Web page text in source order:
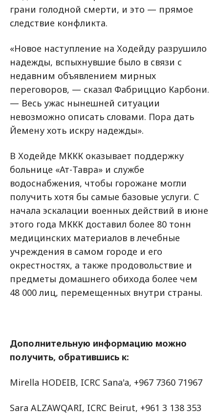
грани голодной смерти, и это — прямое
следствие конфликта.
«Новое наступление на Ходейду разрушило
надежды, вспыхнувшие было в связи с
недавним объявлением мирных
переговоров, — сказал Фабриццио Карбони.
— Весь ужас нынешней ситуации
невозможно описать словами. Пора дать
Йемену хоть искру надежды».
В Ходейде МККК оказывает поддержку
больнице «Ат-Тавра» и службе
водоснабжения, чтобы горожане могли
получить хотя бы самые базовые услуги. С
начала эскалации военных действий в июне
этого года МККК доставил более 80 тонн
медицинских материалов в лечебные
учреждения в самом городе и его
окрестностях, а также продовольствие и
предметы домашнего обихода более чем
48 000 лиц, перемещенных внутри страны.
Дополнительную информацию можно
получить, обратившись к:
Mirella HODEIB, ICRC Sana'a, +967 7360 71967
Sara ALZAWQARI, ICRC Beirut, +961 3 138 353